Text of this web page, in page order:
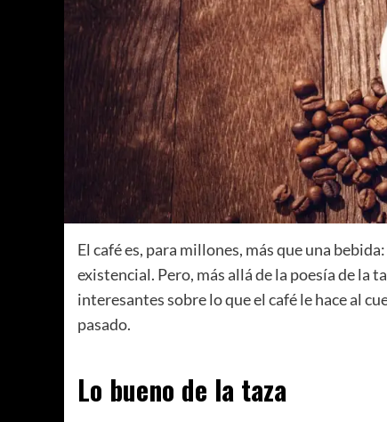
El café es, para millones, más que una
existencial. Pero, más allá de la poesía de la
interesantes sobre lo que el café le hace al
pasado.
Lo bueno de la taza